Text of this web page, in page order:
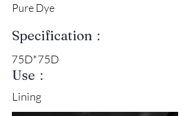
Pure Dye
Specification：
75D*75D
Use：
Lining